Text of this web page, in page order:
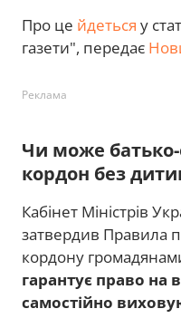
Про це йдеться у
газети", передає
Реклама
Чи може
кордон без
Кабінет Міністрів
затвердив Правила
кордону
гарантує право на
самостійно